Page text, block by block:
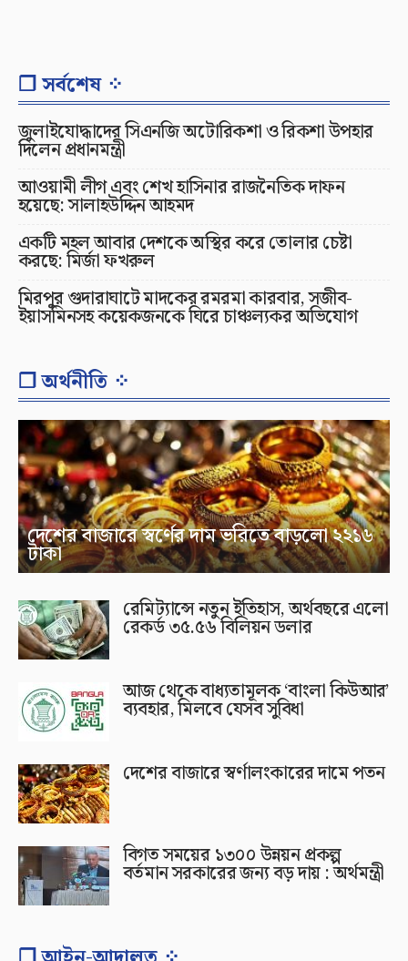
❐ সর্বশেষ ⁘
জুলাইযোদ্ধাদের সিএনজি অটোরিকশা ও রিকশা উপহার
দিলেন প্রধানমন্ত্রী
আওয়ামী লীগ এবং শেখ হাসিনার রাজনৈতিক দাফন
হয়েছে: সালাহউদ্দিন আহমদ
একটি মহল আবার দেশকে অস্থির করে তোলার চেষ্টা
করছে: মির্জা ফখরুল
মিরপুর গুদারাঘাটে মাদকের রমরমা কারবার, সজীব-
ইয়াসমিনসহ কয়েকজনকে ঘিরে চাঞ্চল্যকর অভিযোগ
❐ অর্থনীতি ⁘
দেশের বাজারে স্বর্ণের দাম ভরিতে বাড়লো ২২১৬
টাকা
রেমিট্যান্সে নতুন ইতিহাস, অর্থবছরে এলো
রেকর্ড ৩৫.৫৬ বিলিয়ন ডলার
আজ থেকে বাধ্যতামূলক ‘বাংলা কিউআর’
ব্যবহার, মিলবে যেসব সুবিধা
দেশের বাজারে স্বর্ণালংকারের দামে পতন
বিগত সময়ের ১৩০০ উন্নয়ন প্রকল্প
বর্তমান সরকারের জন্য বড় দায় : অর্থমন্ত্রী